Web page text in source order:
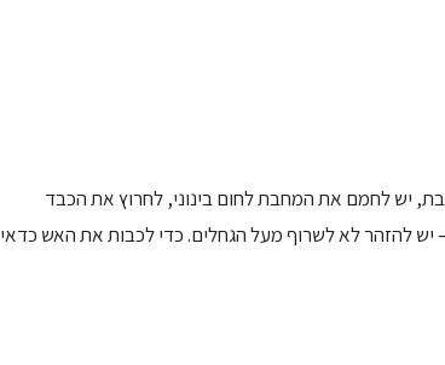
יש לחמם את המחבת לחום בינוני, לחרוץ את הכבד
2 דקות מכל צד. בגריל – יש להזהר לא לשרוף מעל הגחלים. כדי לכבות את האש כדאי